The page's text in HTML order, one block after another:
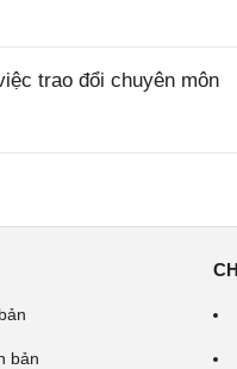
trao đổi chuyên môn
bản